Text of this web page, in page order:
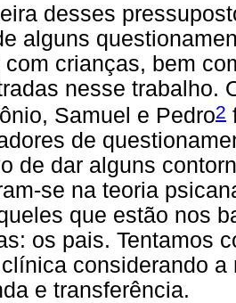
desses
alguns
crianças, bem
nesse trabalho.
Samuel e Pedro2
de
de dar alguns
se na teoria
que estão nos
os pais. Tentamos
considerando
e transferência.